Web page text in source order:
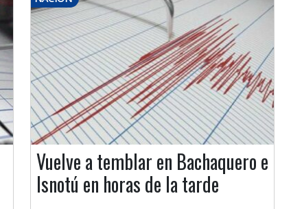
Vuelve a temblar en Bachaquero e
Isnotú en horas de la tarde